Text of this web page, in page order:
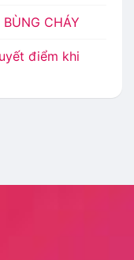
CHÁY
điểm khi